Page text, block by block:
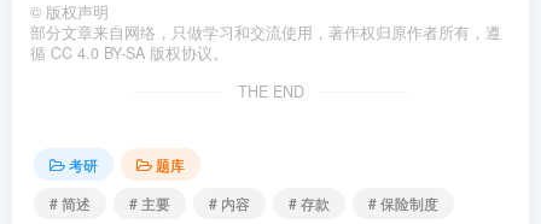
© 版权声明
部分文章来自网络，只做学习和交流使用，著作权归原作者所有，遵
循 CC 4.0 BY-SA 版权协议。
THE END
考研
题库
# 简述
# 主要 # 内容 # 存款 # 保险制度